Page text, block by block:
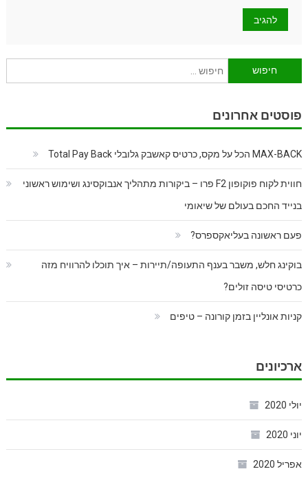
חיפוש:
פוסטים אחרונים
MAX-BACK הכל על מקס, כרטיס קאשבק גלובלי Total Pay Back
חווית לקוח פוקופון F2 פרו – ביקורות מתהליך אנבוקסינג ושימוש ראשוני
בנייד החכם בעולם של שיאומי
פעם ראשונה בעליאקספרס?
בוקינג חלש, משבר בענף התעופה/תיירות – איך תוכלו להרוויח מזה
כרטיסי טיסה זולים?
קניות אונליין בזמן קורונה – טיפים
ארכיונים
יולי 2020
יוני 2020
אפריל 2020